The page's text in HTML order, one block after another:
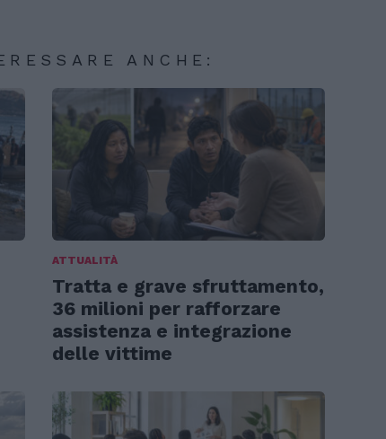
ANCHE:
ATTUALITÀ
Tratta e grave sfruttamento,
36 milioni per rafforzare
assistenza e integrazione
delle vittime